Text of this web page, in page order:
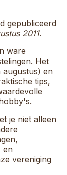
gepubliceerd
2011.
ware
Het
augustus) en
tips,
je niet alleen
en
vereniging